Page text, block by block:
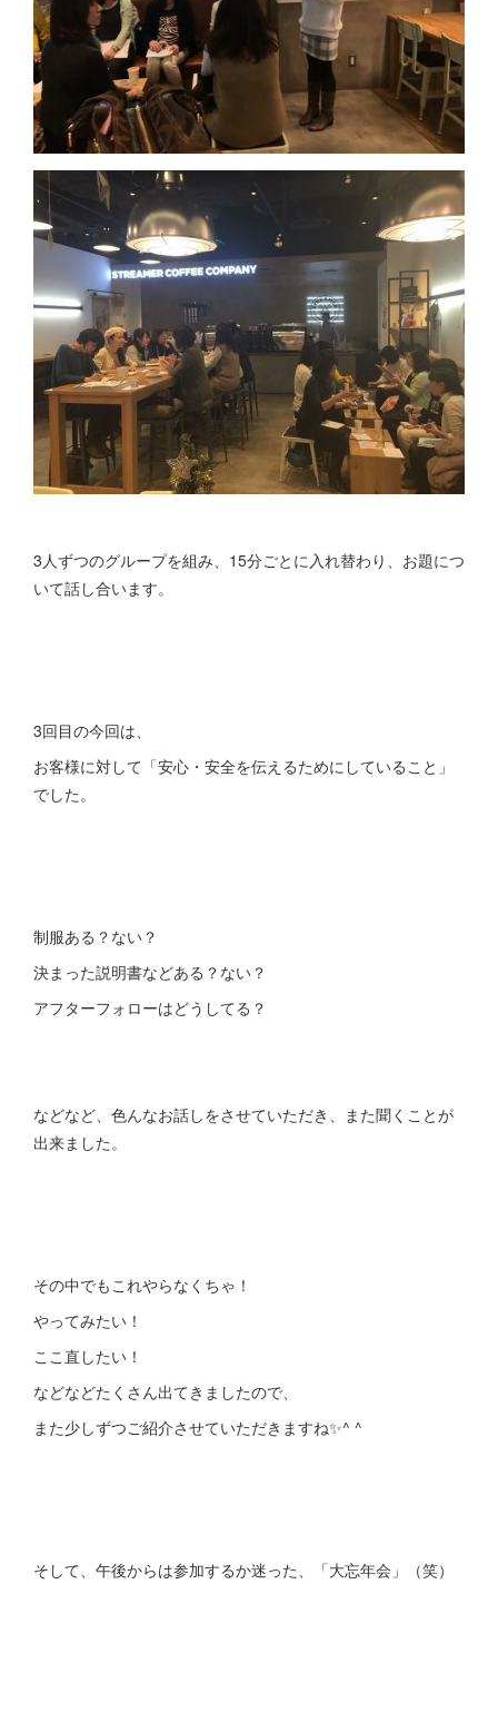
3人ずつのグループを組み、15分ごとに入れ替わり、お題につ
いて話し合います。
3回目の今回は、
お客様に対して「安心・安全を伝えるためにしていること」
でした。
制服ある？ない？
決まった説明書などある？ない？
アフターフォローはどうしてる？
などなど、色んなお話しをさせていただき、また聞くことが
出来ました。
その中でもこれやらなくちゃ！
やってみたい！
ここ直したい！
などなどたくさん出てきましたので、
また少しずつご紹介させていただきますね✨^ ^
そして、午後からは参加するか迷った、「大忘年会」（笑）